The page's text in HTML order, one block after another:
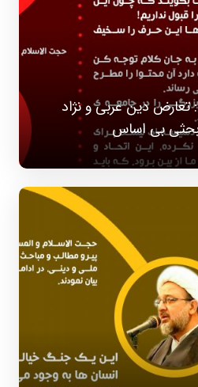
تعارض دین عربی و نژاد
بی اساس